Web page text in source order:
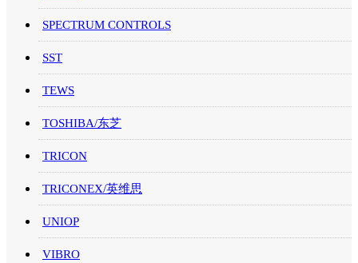
SPECTRUM CONTROLS
SST
TEWS
TOSHIBA/东芝
TRICON
TRICONEX/英维思
UNIOP
VIBRO